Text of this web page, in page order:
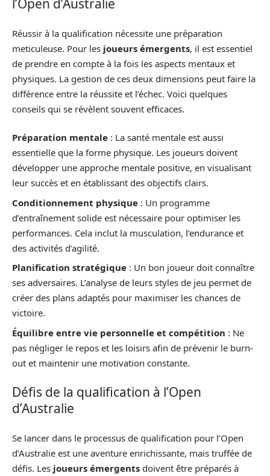
l’Open d’Australie
Réussir à la qualification nécessite une préparation
meticuleuse. Pour les joueurs émergents, il est essentiel
de prendre en compte à la fois les aspects mentaux et
physiques. La gestion de ces deux dimensions peut faire la
différence entre la réussite et l’échec. Voici quelques
conseils qui se révèlent souvent efficaces.
Préparation mentale : La santé mentale est aussi
essentielle que la forme physique. Les joueurs doivent
développer une approche mentale positive, en visualisant
leur succès et en établissant des objectifs clairs.
Conditionnement physique : Un programme
d’entraînement solide est nécessaire pour optimiser les
performances. Cela inclut la musculation, l’endurance et
des activités d’agilité.
Planification stratégique : Un bon joueur doit connaître
ses adversaires. L’analyse de leurs styles de jeu permet de
créer des plans adaptés pour maximiser les chances de
victoire.
Équilibre entre vie personnelle et compétition : Ne
pas négliger le repos et les loisirs afin de prévenir le burn-
out et maintenir une motivation constante.
Défis de la qualification à l’Open
d’Australie
Se lancer dans le processus de qualification pour l’Open
d’Australie est une aventure enrichissante, mais truffée de
défis. Les joueurs émergents doivent être préparés à